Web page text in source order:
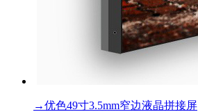
→优色49寸3.5mm窄边液晶拼接屏